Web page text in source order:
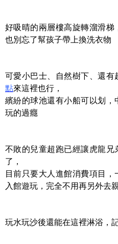
好吸晴的兩層樓高旋轉溜滑
也別忘了幫孩子帶上換洗衣物
可愛小巴士、自然樹下、還有
點來這裡也行，
繽紛的球池還有小船可以划，
玩的過癮
不敗的兒童超跑已經讓虎龍
了，
目前只要大人進館消費項目
入館遊玩，完全不用再另外去
玩水玩沙後還能在這裡淋浴，